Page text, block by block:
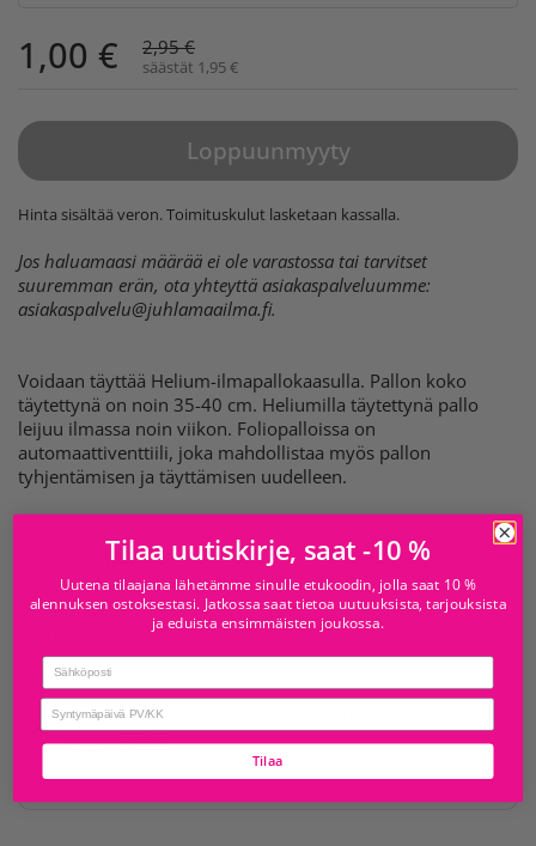
1,00 € 2,95 €
säästät 1,95 €
Loppuunmyyty
Hinta sisältää veron.Toimituskulut lasketaan kassalla.
Jos haluamaasi määrää ei ole varastossa tai tarvitset
suuremman erän, ota yhteyttä asiakaspalveluumme:
asiakaspalvelu@juhlamaailma.fi.
Voidaan täyttää Helium-ilmapallokaasulla. Pallon koko
täytettynä on noin 35-40 cm. Heliumilla täytettynä pallo
leijuu ilmassa noin viikon. Foliopalloissa on
automaattiventtiili, joka mahdollistaa myös pallon
tyhjentämisen ja täyttämisen uudelleen.
Lisätietoja
Tämä tuote ei ole noudettavissa yhdestäkään
myymälästä
Tarkista saatavuus muissa myymälöissä
Tilaa uutiskirje, saat -10 %
Uutena tilaajana lähetämme sinulle etukoodin, jolla saat 10 %
alennuksen ostoksestasi. Jatkossa saat tietoa uutuuksista, tarjouksista
ja eduista ensimmäisten joukossa.
Email
birthday
Tilaa